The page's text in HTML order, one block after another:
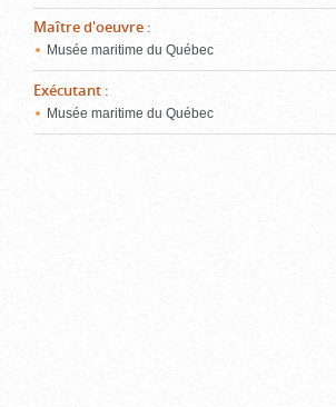
Maître d'oeuvre :
Musée maritime du Québec
Exécutant :
Musée maritime du Québec